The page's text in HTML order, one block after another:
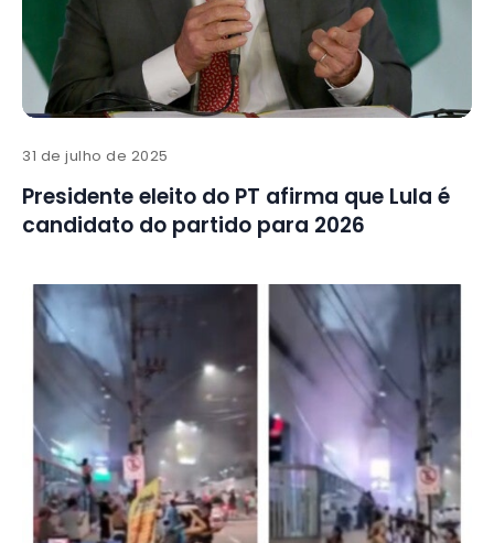
31 de julho de 2025
Presidente eleito do PT afirma que Lula é
candidato do partido para 2026